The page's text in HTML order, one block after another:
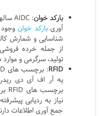
بارکد خوان: AIDC
آوریبارکد خوانوجود
شناسایی و شمارش
از جمله خرده
تولید، سرگرمی و موارد
RFID: برچسب های RFID
یه آر اف آی دی
برچسب های RFID
نیاز به ردیابی
جمع آوری اطلاعات